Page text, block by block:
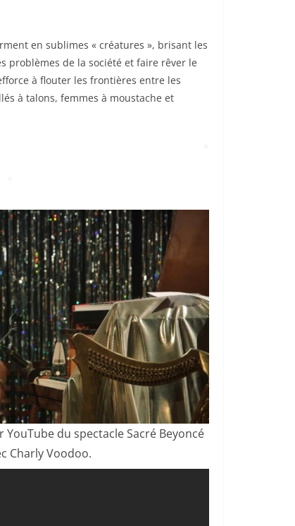
en sublimes « créatures », brisant les
problèmes de la société et faire rêver le
à flouter les frontières entre les
à talons, femmes à moustache et
YouTube du spectacle Sacré Beyoncé
Charly Voodoo.